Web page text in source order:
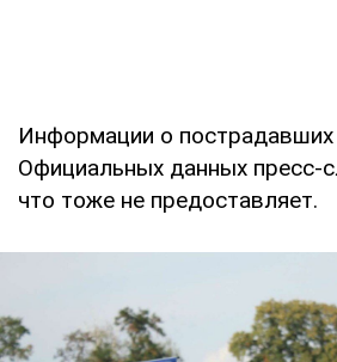
Информации о пострадавших
Официальных данных пресс-
что тоже не предоставляет.